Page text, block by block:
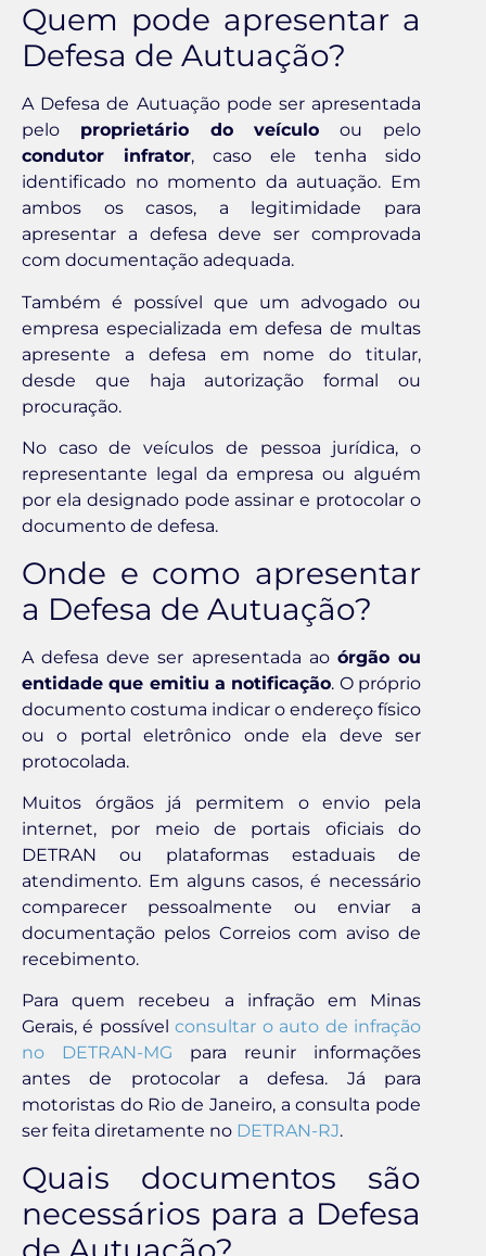
Quem pode apresentar a
Defesa de Autuação?
A Defesa de Autuação pode ser apresentada
pelo proprietário do veículo ou pelo
condutor infrator, caso ele tenha sido
identificado no momento da autuação. Em
ambos os casos, a legitimidade para
apresentar a defesa deve ser comprovada
com documentação adequada.
Também é possível que um advogado ou
empresa especializada em defesa de multas
apresente a defesa em nome do titular,
desde que haja autorização formal ou
procuração.
No caso de veículos de pessoa jurídica, o
representante legal da empresa ou alguém
por ela designado pode assinar e protocolar o
documento de defesa.
Onde e como apresentar
a Defesa de Autuação?
A defesa deve ser apresentada ao órgão ou
entidade que emitiu a notificação. O próprio
documento costuma indicar o endereço físico
ou o portal eletrônico onde ela deve ser
protocolada.
Muitos órgãos já permitem o envio pela
internet, por meio de portais oficiais do
DETRAN ou plataformas estaduais de
atendimento. Em alguns casos, é necessário
comparecer pessoalmente ou enviar a
documentação pelos Correios com aviso de
recebimento.
Para quem recebeu a infração em Minas
Gerais, é possívelconsultar o auto de infração
no DETRAN-MG para reunir informações
antes de protocolar a defesa. Já para
motoristas do Rio de Janeiro, a consulta pode
ser feita diretamente no DETRAN-RJ.
Quais documentos são
necessários para a Defesa